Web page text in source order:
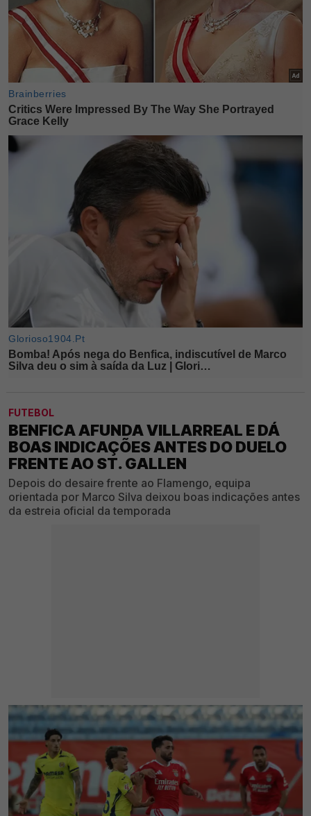
FUTEBOL
BENFICA AFUNDA VILLARREAL E DÁ
BOAS INDICAÇÕES ANTES DO DUELO
FRENTE AO ST. GALLEN
Depois do desaire frente ao Flamengo, equipa
orientada por Marco Silva deixou boas indicações antes
da estreia oficial da temporada